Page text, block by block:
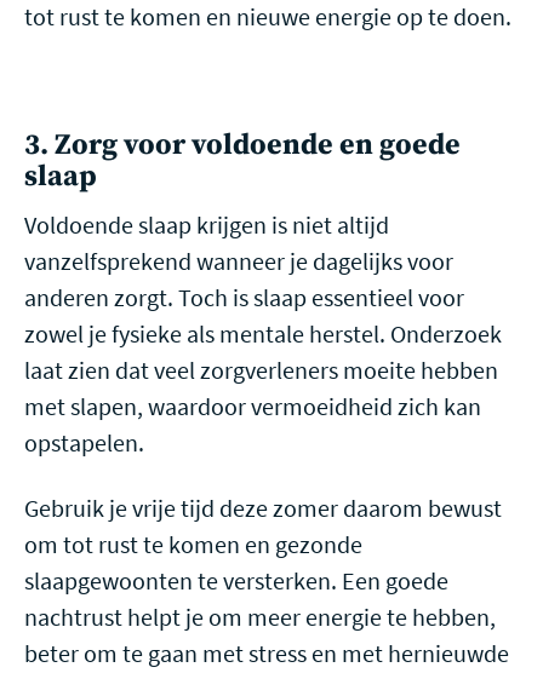
tot rust te komen en nieuwe energie op te doen.
3. Zorg voor voldoende en goede
slaap
Voldoende slaap krijgen is niet altijd
vanzelfsprekend wanneer je dagelijks voor
anderen zorgt. Toch is slaap essentieel voor
zowel je fysieke als mentale herstel. Onderzoek
laat zien dat veel zorgverleners moeite hebben
met slapen, waardoor vermoeidheid zich kan
opstapelen.
Gebruik je vrije tijd deze zomer daarom bewust
om tot rust te komen en gezonde
slaapgewoonten te versterken. Een goede
nachtrust helpt je om meer energie te hebben,
beter om te gaan met stress en met hernieuwde